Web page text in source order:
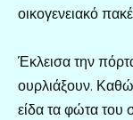
οικογενειακό
Έκλεισα την
ουρλιάξουν.
είδα τα φώτα του